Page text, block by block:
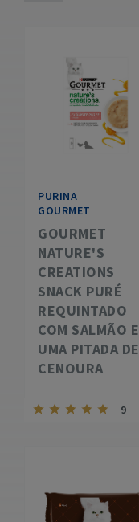
PURINA
GOURMET
GOURMET
NATURE'S
CREATIONS
SNACK PURÉ
REQUINTADO
COM SALMÃO E
UMA PITADA DE
CENOURA
9